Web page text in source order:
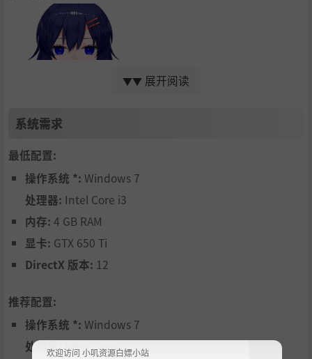
·父母离异，小时候养成了讨好型人格，被母亲抛弃后把一
切过错都归咎在自己身上。
·小时候把于雾当做母亲看待，后来随着心智渐渐成熟，孝
心变质，爱上了朝夕相处的于雾。
·认为比起自己的心情，于雾的幸福才是更加重要的事情。
▼▼ 展开阅读
系统需求
最低配置:
操作系统 *: Windows 7
处理器: Intel Core i3
内存: 4 GB RAM
显卡: GTX 650 Ti
DirectX 版本: 12
推荐配置:
操作系统 *: Windows 7
处理器:Intel Core i3
欢迎访问 小叽资源白嫖小站